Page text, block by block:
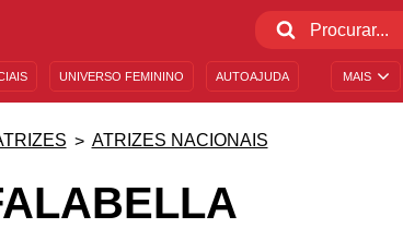
MAIS
UNIVERSO FEMININO AUTOAJUDA
ATRIZES NACIONAIS